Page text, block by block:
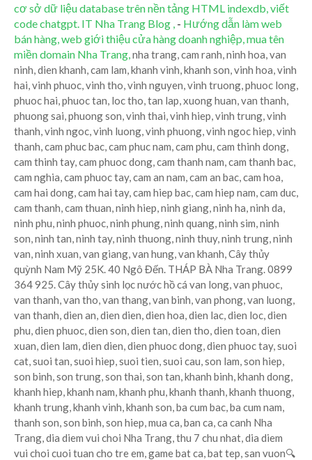
cơ sở dữ liệu database trên nền tảng HTML indexdb, viết
code chatgpt. IT Nha Trang Blog , - Hướng dẫn làm web
bán hàng, web giới thiệu cửa hàng doanh nghiệp, mua tên
miền domain Nha Trang,nha trang, cam ranh, ninh hoa, van
ninh, dien khanh, cam lam, khanh vinh, khanh son, vinh hoa, vinh
hai, vinh phuoc, vinh tho, vinh nguyen, vinh truong, phuoc long,
phuoc hai, phuoc tan, loc tho, tan lap, xuong huan, van thanh,
phuong sai, phuong son, vinh thai, vinh hiep, vinh trung, vinh
thanh, vinh ngoc, vinh luong, vinh phuong, vinh ngoc hiep, vinh
thanh, cam phuc bac, cam phuc nam, cam phu, cam thinh dong,
cam thinh tay, cam phuoc dong, cam thanh nam, cam thanh bac,
cam nghia, cam phuoc tay, cam an nam, cam an bac, cam hoa,
cam hai dong, cam hai tay, cam hiep bac, cam hiep nam, cam duc,
cam thanh, cam thuan, ninh hiep, ninh giang, ninh ha, ninh da,
ninh phu, ninh phuoc, ninh phung, ninh quang, ninh sim, ninh
son, ninh tan, ninh tay, ninh thuong, ninh thuy, ninh trung, ninh
van, ninh xuan, van giang, van hung, van khanh, Cây thủy
quỳnh Nam Mỹ 25K. 40 Ngô Đến. THÁP BÀ Nha Trang. 0899
364 925. Cây thủy sinh lọc nước hồ cá van long, van phuoc,
van thanh, van tho, van thang, van binh, van phong, van luong,
van thanh, dien an, dien dien, dien hoa, dien lac, dien loc, dien
phu, dien phuoc, dien son, dien tan, dien tho, dien toan, dien
xuan, dien lam, dien dien, dien phuoc dong, dien phuoc tay, suoi
cat, suoi tan, suoi hiep, suoi tien, suoi cau, son lam, son hiep,
son binh, son trung, son thai, son tan, khanh binh, khanh dong,
khanh hiep, khanh nam, khanh phu, khanh thanh, khanh thuong,
khanh trung, khanh vinh, khanh son, ba cum bac, ba cum nam,
thanh son, son binh, son hiep, mua ca, ban ca, ca canh Nha
Trang, dia diem vui choi Nha Trang, thu 7 chu nhat, dia diem
vui choi cuoi tuan cho tre em, game bat ca, bat tep, san vuon🔍